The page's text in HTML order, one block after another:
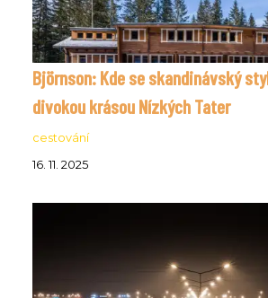
Björnson: Kde se skandinávský
divokou krásou Nízkých Tater
cestování
16. 11. 2025